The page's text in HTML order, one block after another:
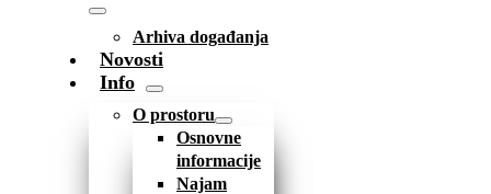
Arhiva događanja
Novosti
Info
O prostoru
Osnovne
informacije
Najam